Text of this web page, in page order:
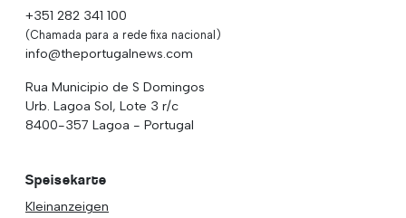
+351 282 341 100
(Chamada para a rede fixa nacional)
info@theportugalnews.com
Rua Municipio de S Domingos
Urb. Lagoa Sol, Lote 3 r/c
8400-357 Lagoa - Portugal
Speisekarte
Kleinanzeigen